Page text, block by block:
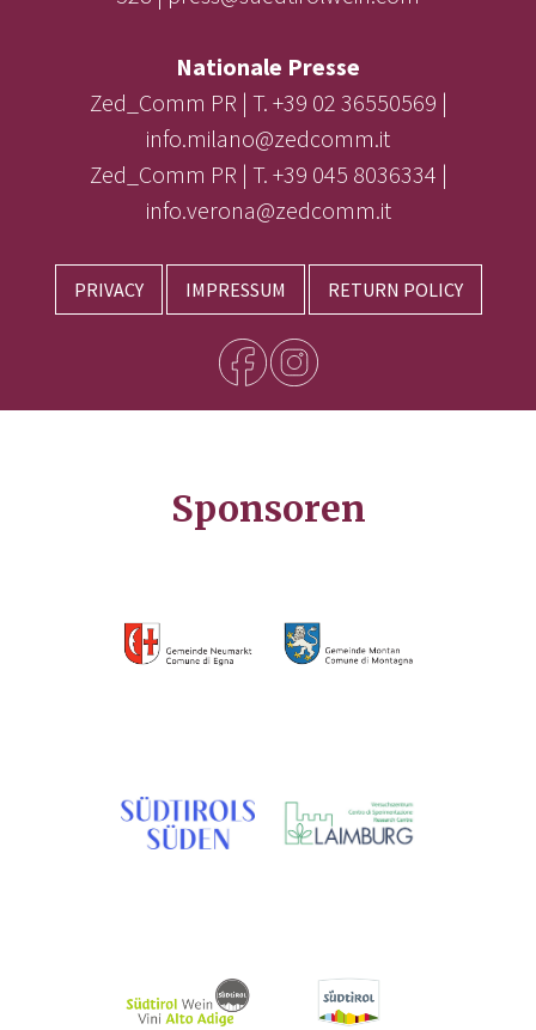
Nationale Presse
Zed_Comm PR | T. +39 02 36550569 |
info.milano@zedcomm.it
Zed_Comm PR | T. +39 045 8036334 |
info.verona@zedcomm.it
PRIVACY IMPRESSUM RETURN POLICY
Sponsoren